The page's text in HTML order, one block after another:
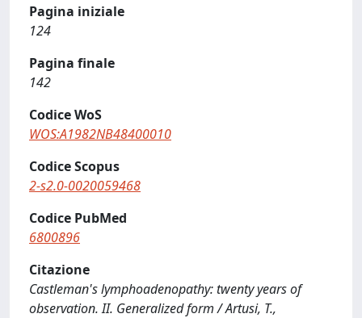
Pagina iniziale
124
Pagina finale
142
Codice WoS
WOS:A1982NB48400010
Codice Scopus
2-s2.0-0020059468
Codice PubMed
6800896
Citazione
Castleman's lymphoadenopathy: twenty years of
observation. II. Generalized form / Artusi, T.,